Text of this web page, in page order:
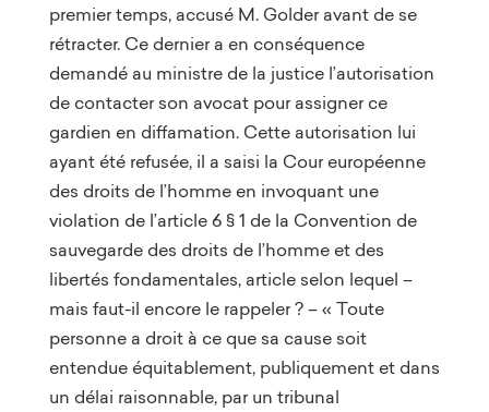
premier temps, accusé M. Golder avant de se
rétracter. Ce dernier a en conséquence
demandé au ministre de la justice l’autorisation
de contacter son avocat pour assigner ce
gardien en diffamation. Cette autorisation lui
ayant été refusée, il a saisi la Cour européenne
des droits de l’homme en invoquant une
violation de l’article 6 § 1 de la Convention de
sauvegarde des droits de l’homme et des
libertés fondamentales, article selon lequel –
mais faut-il encore le rappeler ? – « Toute
personne a droit à ce que sa cause soit
entendue équitablement, publiquement et dans
un délai raisonnable, par un tribunal